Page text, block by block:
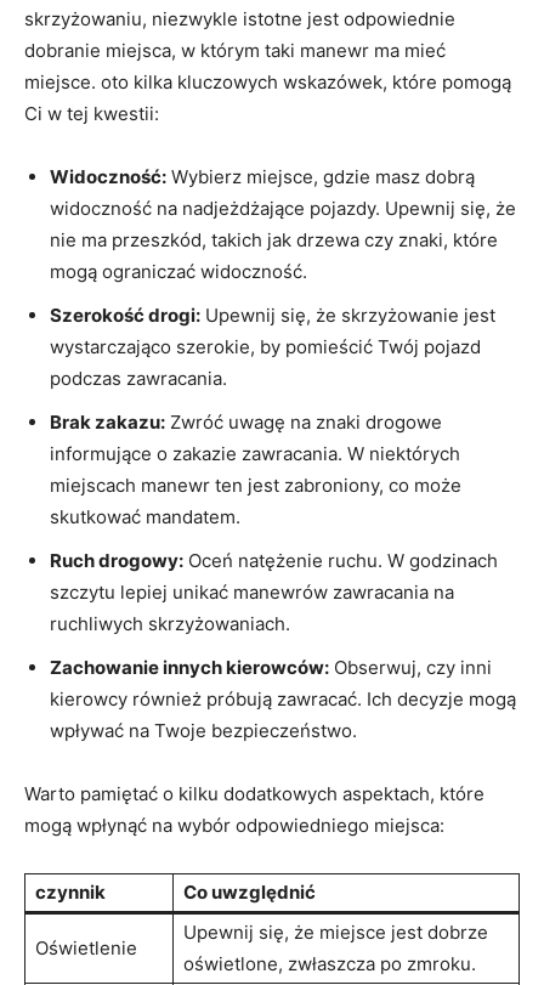
skrzyżowaniu, niezwykle istotne jest odpowiednie
dobranie miejsca, w którym taki manewr ma mieć
miejsce. oto kilka kluczowych wskazówek, które pomogą
Ci w tej kwestii:
Widoczność: Wybierz miejsce, gdzie masz dobrą
widoczność na nadjeżdżające pojazdy. Upewnij się, że
nie ma przeszkód, takich jak drzewa czy znaki, które
mogą ograniczać widoczność.
Szerokość drogi: Upewnij się, że skrzyżowanie jest
wystarczająco szerokie, by pomieścić Twój pojazd
podczas zawracania.
Brak zakazu: Zwróć uwagę na znaki drogowe
informujące o zakazie zawracania. W niektórych
miejscach manewr ten jest zabroniony, co może
skutkować mandatem.
Ruch drogowy: Oceń natężenie ruchu. W godzinach
szczytu lepiej unikać manewrów zawracania na
ruchliwych skrzyżowaniach.
Zachowanie innych kierowców: Obserwuj, czy inni
kierowcy również próbują zawracać. Ich decyzje mogą
wpływać na Twoje bezpieczeństwo.
Warto pamiętać o kilku dodatkowych aspektach, które
mogą wpłynąć na wybór odpowiedniego miejsca:
czynnik Co uwzględnić
Oświetlenie
Upewnij się, że miejsce jest dobrze
oświetlone, zwłaszcza po zmroku.